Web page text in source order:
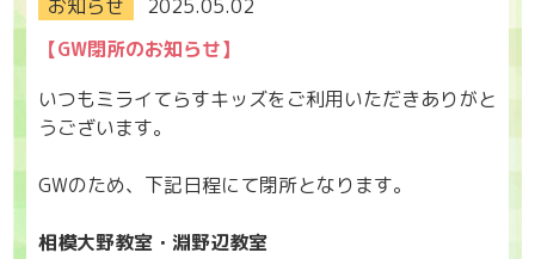
お知らせ
2025.05.02
【GW閉所のお知らせ】
いつもミライてらすキッズをご利用いただきありがと
うございます。
GWのため、下記日程にて閉所となります。
相模大野教室・淵野辺教室